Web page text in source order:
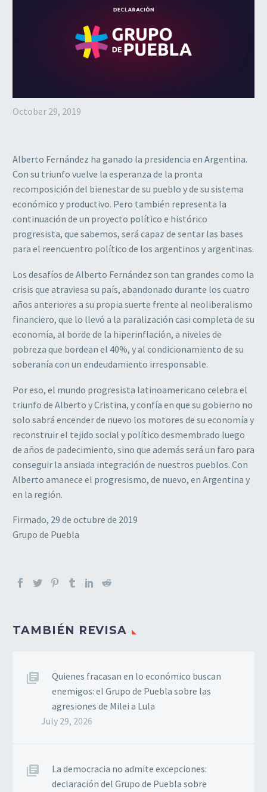
October 29, 2019
Alberto Fernández ha ganado la presidencia en Argentina.
Con su triunfo vuelve la esperanza de la pronta
recomposición del bienestar de su pueblo y de su sistema
económico y productivo. Pero también representa la
continuación de un proyecto político e histórico
progresista, que sabemos, será capaz de sentar las bases
para el reencuentro político de los argentinos y argentinas.
Los desafíos de Alberto Fernández son tan grandes como la
crisis que atraviesa su país, abandonado durante los cuatro
años anteriores a su propia suerte frente al neoliberalismo
financiero, que lo llevó a la paralización casi completa de su
economía, al borde de la hiperinflación, a niveles de
pobreza que bordean el 40%, y al condicionamiento de su
soberanía con un endeudamiento irresponsable.
Por eso, el mundo progresista latinoamericano celebra el
triunfo de Alberto y Cristina, y confía en que su gobierno no
solo sabrá encender de nuevo los motores de su economía y
reconstruir el tejido social y político desmembrado luego
de años de padecimiento, sino que además será un faro para
conseguir la ansiada integración de nuestros pueblos. Con
Alberto amanece el progresismo, de nuevo, en Argentina y
en la región.
Firmado, 29 de octubre de 2019
Grupo de Puebla
TAMBIÉN REVISA
Quienes fracasan en lo económico buscan
enemigos: el Grupo de Puebla sobre las
agresiones de Milei a Lula
July 29, 2026
La democracia no admite excepciones:
declaración del Grupo de Puebla sobre